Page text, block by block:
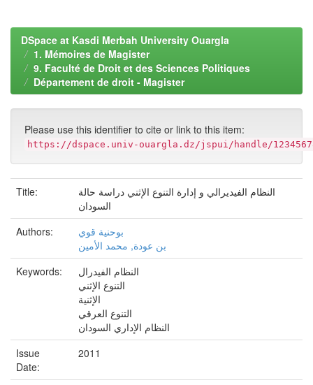
DSpace at Kasdi Merbah University Ouargla
1. Mémoires de Magister
9. Faculté de Droit et des Sciences Politiques
Département de droit - Magister
Please use this identifier to cite or link to this item:
https://dspace.univ-ouargla.dz/jspui/handle/
Title:
النظام الفيديرالي و إدارة التنوع الإثني دراسة حالة
السودان
Authors:
بوحنية قوي
بن عودة, محمد الأمين
Keywords:
النظام الفيدرال
التنوع الإثني
الإثنية
التنوع العرقي
النظام الإداري السودان
Issue
Date:
2011